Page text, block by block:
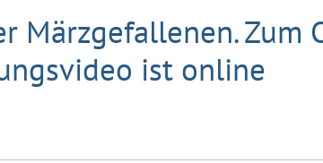
Märzgefallenen. Zum
ist online